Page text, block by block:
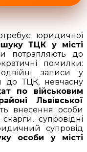
юридичної
ТЦК у місті
потрапляють до
помилки:
записи у
до ТЦК, невчасну
по військовим
Львівської
внесення особи
супровідні
супровід
особи у місті